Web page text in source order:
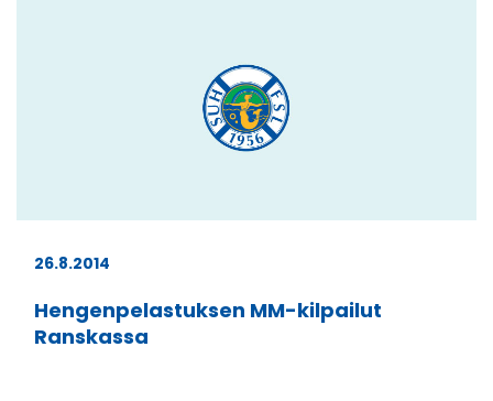
26.8.2014
Hengenpelastuksen MM-kilpailut
Ranskassa